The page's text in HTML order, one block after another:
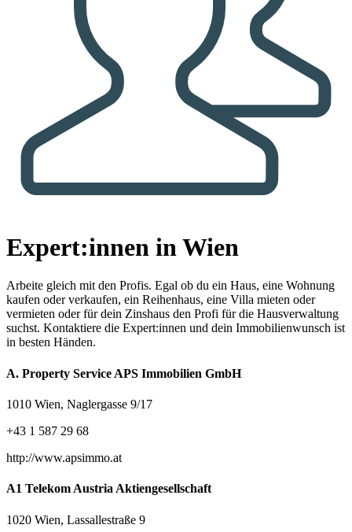
Expert:innen in Wien
Arbeite gleich mit den Profis. Egal ob du ein Haus, eine Wohnung
kaufen oder verkaufen, ein Reihenhaus, eine Villa mieten oder
vermieten oder für dein Zinshaus den Profi für die Hausverwaltung
suchst. Kontaktiere die Expert:innen und dein Immobilienwunsch ist
in besten Händen.
A. Property Service APS Immobilien GmbH
1010 Wien, Naglergasse 9/17
+43 1 587 29 68
http://www.apsimmo.at
A1 Telekom Austria Aktiengesellschaft
1020 Wien, Lassallestraße 9